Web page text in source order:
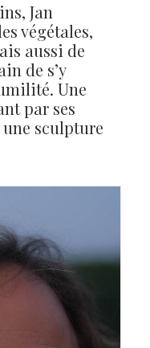
Jan
végétales,
aussi de
de s’y
Une
par ses
une sculpture